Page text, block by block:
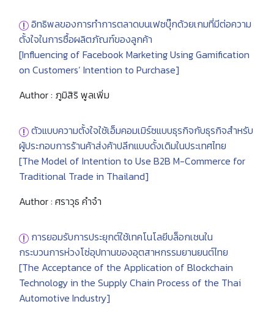
อิทธิพลของการทำการตลาดบนเฟซบุ๊กด้วยเกมที่มีต่อความ
ตั้งใจในการซื้อผลิตภัณฑ์ของลูกค้า
[Influencing of Facebook Marketing Using Gamification
on Customers’ Intention to Purchase]
Author : ภูมิสิริ พูลเพิ่ม
ตัวแบบความตั้งใจใช้เอ็มคอมเมิร์ซแบบธุรกิจกับธุรกิจสำหรับ
ผู้ประกอบการร้านค้าส่งค้าปลีกแบบดั้งเดิมในประเทศไทย
[The Model of Intention to Use B2B M-Commerce for
Traditional Trade in Thailand]
Author : ศราวุธ คำจ๋า
การยอมรับการประยุกต์ใช้เทคโนโลยีบล็อกเชนใน
กระบวนการห่วงโซ่อุปทานของอุตสาหกรรมยานยนต์ไทย
[The Acceptance of the Application of Blockchain
Technology in the Supply Chain Process of the Thai
Automotive Industry]